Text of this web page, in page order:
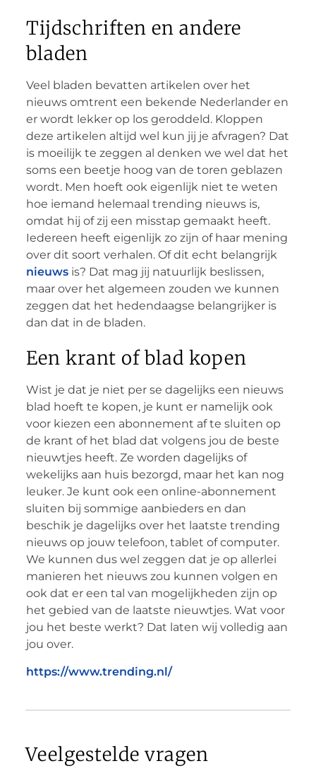
Tijdschriften en andere
bladen
Veel bladen bevatten artikelen over het
nieuws omtrent een bekende Nederlander en
er wordt lekker op los geroddeld. Kloppen
deze artikelen altijd wel kun jij je afvragen? Dat
is moeilijk te zeggen al denken we wel dat het
soms een beetje hoog van de toren geblazen
wordt. Men hoeft ook eigenlijk niet te weten
hoe iemand helemaal trending nieuws is,
omdat hij of zij een misstap gemaakt heeft.
Iedereen heeft eigenlijk zo zijn of haar mening
over dit soort verhalen. Of dit echt belangrijk
nieuwsis? Dat mag jij natuurlijk beslissen,
maar over het algemeen zouden we kunnen
zeggen dat het hedendaagse belangrijker is
dan dat in de bladen.
Een krant of blad kopen
Wist je dat je niet per se dagelijks een nieuws
blad hoeft te kopen, je kunt er namelijk ook
voor kiezen een abonnement af te sluiten op
de krant of het blad dat volgens jou de beste
nieuwtjes heeft. Ze worden dagelijks of
wekelijks aan huis bezorgd, maar het kan nog
leuker. Je kunt ook een online-abonnement
sluiten bij sommige aanbieders en dan
beschik je dagelijks over het laatste trending
nieuws op jouw telefoon, tablet of computer.
We kunnen dus wel zeggen dat je op allerlei
manieren het nieuws zou kunnen volgen en
ook dat er een tal van mogelijkheden zijn op
het gebied van de laatste nieuwtjes. Wat voor
jou het beste werkt? Dat laten wij volledig aan
jou over.
https://www.trending.nl/
Veelgestelde vragen